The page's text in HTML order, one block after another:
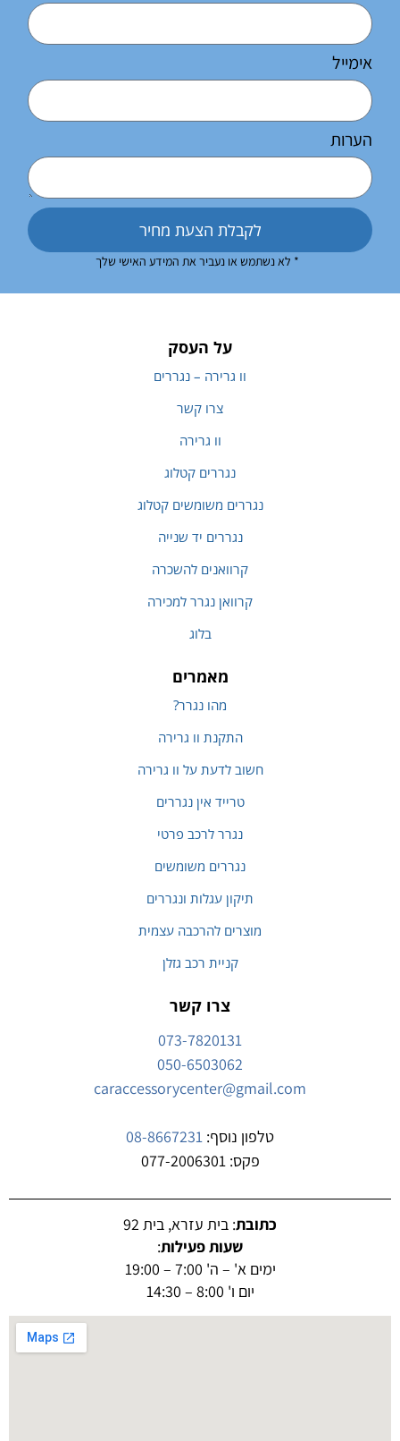
אימייל
הערות
לקבלת הצעת מחיר
* לא נשתמש או נעביר את המידע האישי שלך
על העסק
וו גרירה – נגררים
צרו קשר
וו גרירה
נגררים קטלוג
נגררים משומשים קטלוג
נגררים יד שנייה
קרוואנים להשכרה
קרוואן נגרר למכירה
בלוג
מאמרים
מהו נגרר?
התקנת וו גרירה
חשוב לדעת על וו גרירה
טרייד אין נגררים
נגרר לרכב פרטי
נגררים משומשים
תיקון עגלות ונגררים
מוצרים להרכבה עצמית
קניית רכב גזלן
צרו קשר
073-7820131
050-6503062
caraccessorycenter@gmail.com
טלפון נוסף: 08-8667231
פקס: 077-2006301
כתובת: בית עזרא, בית 92
שעות פעילות:
ימים א' – ה' 7:00 – 19:00
יום ו' 8:00 – 14:30